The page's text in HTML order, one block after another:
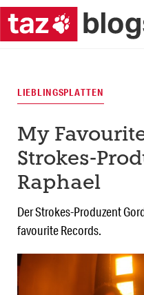
LIEBLINGSPLATTEN
My
Strokes-
Raphael
Der Strokes-Produzent
favourite Records.